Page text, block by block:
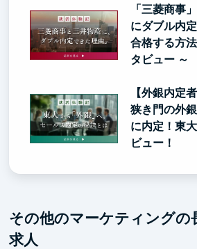
「三菱商事
にダブル内
合格する方
タビュー ～
【外銀内定
狭き門の外
に内定！東
ビュー！
その他のマーケティングの
求人